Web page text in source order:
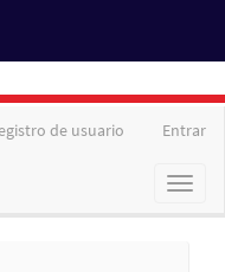
de usuario Entrar
Toggle